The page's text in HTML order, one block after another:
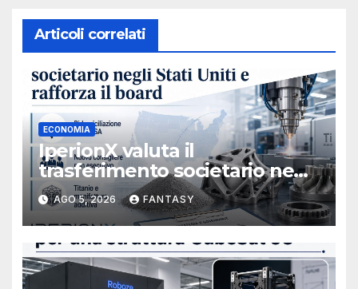
Articoli correlati
ECONOMIA
IperionX valuta il
trasferimento societario negli
Stati Uniti e rafforza il board,
ha nominato Michael J.
Loparco amministratore
indipendente non esecutivo
AGO 5, 2026 FANTASY